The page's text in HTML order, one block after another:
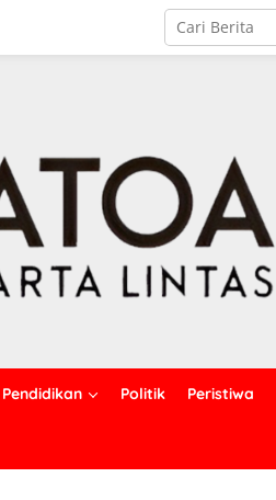
Pendidikan Politik Peristiwa